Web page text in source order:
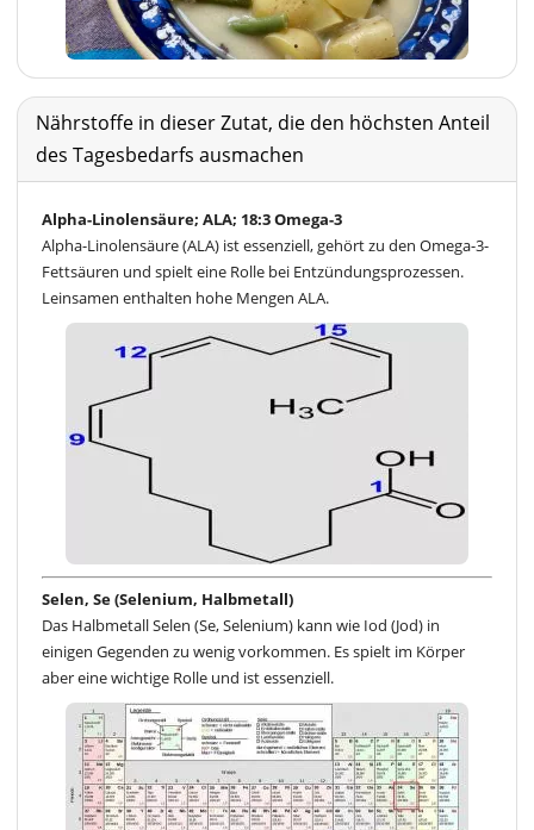
Nährstoffe in dieser Zutat, die den höchsten Anteil
des Tagesbedarfs ausmachen
Alpha-Linolensäure; ALA; 18:3 Omega-3
Alpha-Linolensäure (ALA) ist essenziell, gehört zu den Omega-3-
Fettsäuren und spielt eine Rolle bei Entzündungsprozessen.
Leinsamen enthalten hohe Mengen ALA.
Selen, Se (Selenium, Halbmetall)
Das Halbmetall Selen (Se, Selenium) kann wie Iod (Jod) in
einigen Gegenden zu wenig vorkommen. Es spielt im Körper
aber eine wichtige Rolle und ist essenziell.